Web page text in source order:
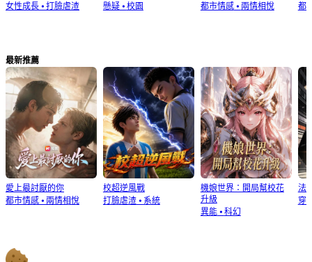
女性成長 ⦁ 打臉虐渣
懸疑⦁ 校園
都市情感⦁ 兩情相悅
都
最新推薦
愛上最討厭的你
都市情感 ⦁ 兩情相悅
校超逆風戰
打臉虐渣⦁ 系統
機娘世界：開局幫校花
升級
異能⦁ 科幻
法
穿